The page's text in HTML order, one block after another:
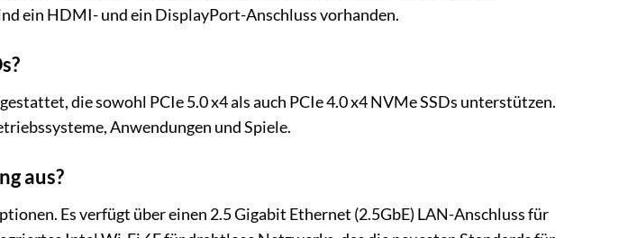
ein HDMI- und ein DisplayPort-Anschluss vorhanden.
die sowohl PCIe 5.0 x4 als auch PCIe 4.0 x4 NVMe SSDs unterstützen.
Anwendungen und Spiele.
aus?
Es verfügt über einen 2.5 Gigabit Ethernet (2.5GbE) LAN-Anschluss für